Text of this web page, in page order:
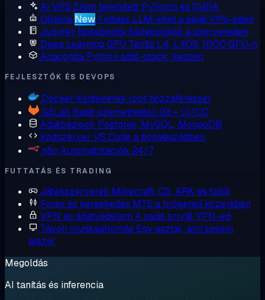
AI VPS Előre telepített PyTorch és CUDA
Ollama New Futtass LLM-eket a saját VPS-eden
Jupyter Notebooks Notebookok a szervereden
Deep Learning GPU Taníts L4, L40S, H100 GPU-n
Anaconda Python adat-stack, készen
FEJLESZTŐK ÉS DEVOPS
Docker Konténerek root hozzáféréssel
GitLab Saját üzemeltetésű Git + CI/CD
Adatbázisok Postgres, MySQL, MongoDB
Kódszerver VS Code a böngésződben
n8n Automatizációk 24/7
FUTTATÁS ÉS TRADING
Játékszerverek Minecraft, CS, ARK és több
Forex és kereskedés MT5 a brókered közelében
VPN és adatvédelem A saját privát VPN-ed
Távoli munkaállomás Egy asztal, ami sosem
alszik
Megoldás
AI tanítás és inferencia